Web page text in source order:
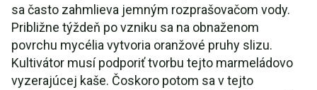
sa často zahmlieva jemným rozprašovačom vody.
Približne týždeň po vzniku sa na obnaženom
povrchu mycélia vytvoria oranžové pruhy slizu.
Kultivátor musí podporiť tvorbu tejto marmeládovo
vyzerajúcej kaše. Čoskoro potom sa v tejto